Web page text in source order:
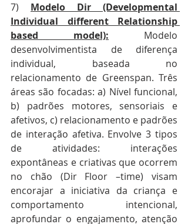
7) Modelo Dir (Developmental
Individual different Relationship
based model): Modelo
desenvolvimentista de diferença
individual, baseada no
relacionamento de Greenspan. Três
áreas são focadas: a) Nível funcional,
b) padrões motores, sensoriais e
afetivos, c) relacionamento e padrões
de interação afetiva. Envolve 3 tipos
de atividades: interações
expontâneas e criativas que ocorrem
no chão (Dir Floor –time) visam
encorajar a iniciativa da criança e
comportamento intencional,
aprofundar o engajamento, atenção